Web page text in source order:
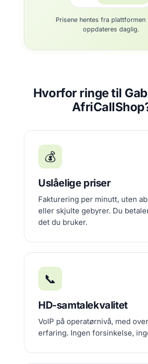
Prisene hentes fra plattformen
oppdateres daglig.
Hvorfor ringe til
💰
Uslåelige priser
Fakturering per minutt, uten
eller skjulte gebyrer. Du
det du bruker.
📞
HD-samtalekvalitet
VoIP på operatørnivå, med
erfaring. Ingen forsinkelse,